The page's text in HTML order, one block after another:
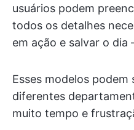
usuários podem
todos os detalhes
em ação e salvar o
Esses modelos
diferentes
muito tempo e